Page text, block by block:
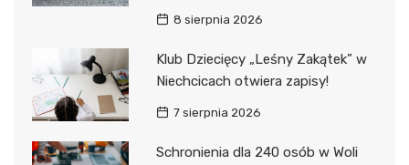
8 sierpnia 2026
Klub Dziecięcy „Leśny Zakątek” w
Niechcicach otwiera zapisy!
7 sierpnia 2026
Schronienia dla 240 osób w Woli